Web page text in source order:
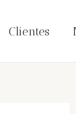
Clientes